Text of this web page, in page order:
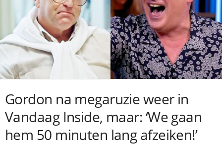
Gordon na megaruzie weer in
Vandaag Inside, maar: ‘We gaan
hem 50 minuten lang afzeiken!’